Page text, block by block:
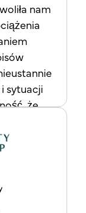
nam
sytuacji
że
Państwa